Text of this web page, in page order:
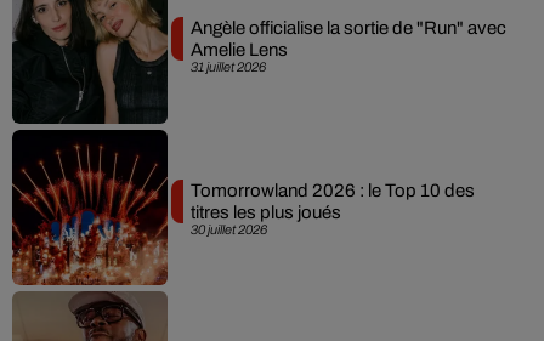
31 juillet 2026
Angèle officialise la sortie de "Run" avec
Amelie Lens
30 juillet 2026
Tomorrowland 2026 : le Top 10 des
titres les plus joués